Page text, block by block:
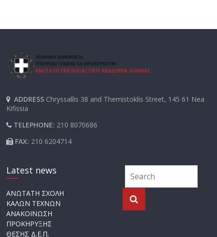
ADDRESS Chryssallis 38 and Themistoklis Street, 145 61 Nea
Kifissia
TELEPHONE: 210 8070686
FAX: 210 6204714
Latest news
ΑΝΩΤΑΤΗ ΣΧΟΛΗ
ΚΑΛΩΝ ΤΕΧΝΩΝ
ΑΝΑΚΟΙΝΩΣΗ
ΠΡΟΚΗΡΥΞΗΣ
ΘΕΣΗΣ Δ.Ε.Π.